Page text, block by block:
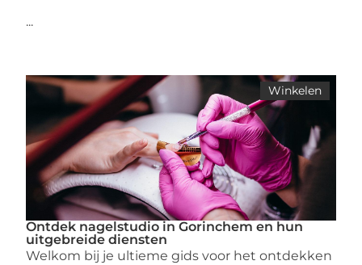
...
Winkelen
Ontdek nagelstudio in Gorinchem en hun
uitgebreide diensten
Welkom bij je ultieme gids voor het ontdekken